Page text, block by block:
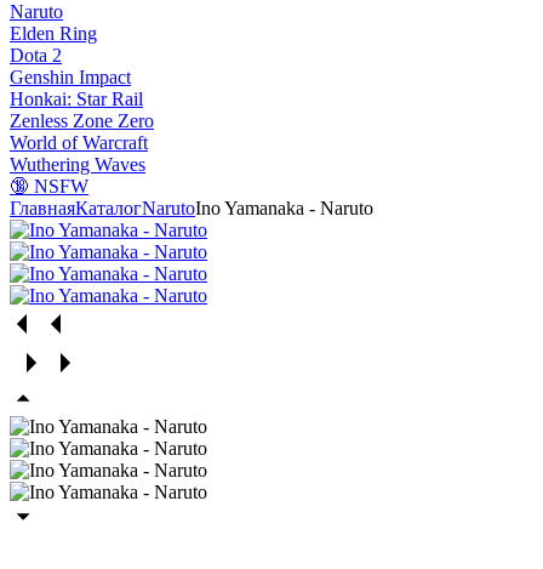
Naruto
Elden Ring
Dota 2
Genshin Impact
Honkai: Star Rail
Zenless Zone Zero
World of Warcraft
Wuthering Waves
🔞 NSFW
ГлавнаяКаталогNarutoIno Yamanaka - Naruto